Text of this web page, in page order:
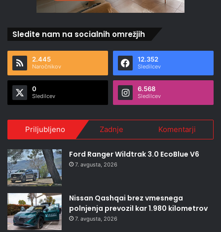
Sledite nam na socialnih omrežjih
2.445
Naročnikov
12.352
Sledilcev
0
Sledilcev
6.568
Sledilcev
Priljubljeno Zadnje Komentarji
Ford Ranger Wildtrak 3.0 EcoBlue V6
7. avgusta, 2026
Nissan Qashqai brez vmesnega
polnjenja prevozil kar 1.980 kilometrov
7. avgusta, 2026